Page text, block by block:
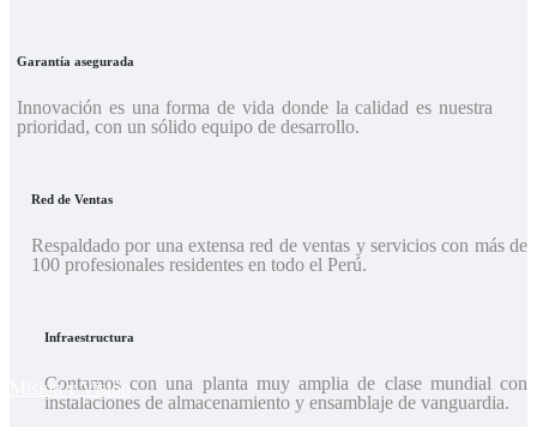
Garantía asegurada
Innovación es una forma de vida donde la calidad es nuestra
prioridad, con un sólido equipo de desarrollo.
Red de Ventas
Respaldado por una extensa red de ventas y servicios con más de
100 profesionales residentes en todo el Perú.
Infraestructura
Contamos con una planta muy amplia de clase mundial con
instalaciones de almacenamiento y ensamblaje de vanguardia.
Misión y Visión